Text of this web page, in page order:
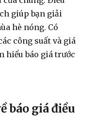
giúp bạn giải
hè nóng. Có
công suất và giá
hiểu báo giá trước
báo giá điều